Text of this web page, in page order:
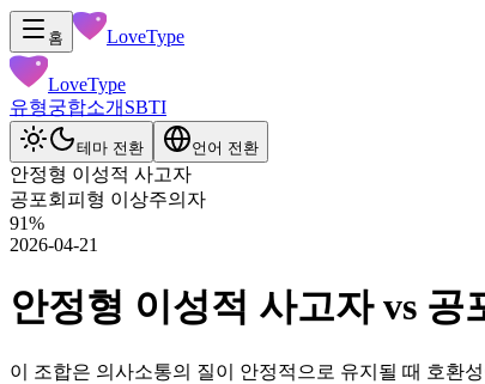
홈 LoveType
LoveType
유형궁합소개 SBTI
테마 전환 언어 전환
안정형 이성적 사고자
공포회피형 이상주의자
91%
2026-04-21
안정형 이성적 사고자 vs 공
이 조합은 의사소통의 질이 안정적으로 유지될 때 호환